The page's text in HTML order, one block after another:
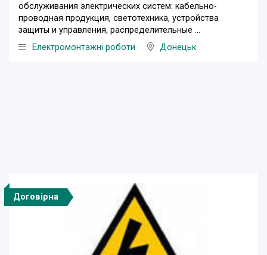
обслуживания электрических систем: кабельно-
проводная продукция, светотехника, устройства
защиты и управления, распределительные ...
Електромонтажні роботи
Донецьк
Договірна